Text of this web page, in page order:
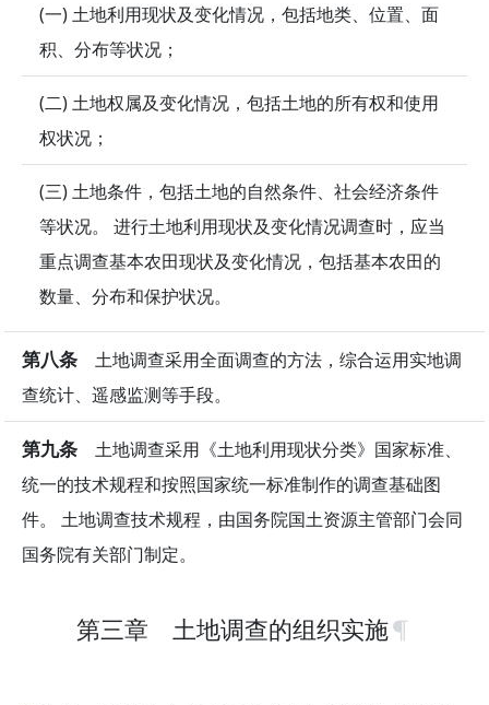
(一) 土地利用现状及变化情况，包括地类、位置、面
积、分布等状况；
(二) 土地权属及变化情况，包括土地的所有权和使用
权状况；
(三) 土地条件，包括土地的自然条件、社会经济条件
等状况。 进行土地利用现状及变化情况调查时，应当
重点调查基本农田现状及变化情况，包括基本农田的
数量、分布和保护状况。
第八条 土地调查采用全面调查的方法，综合运用实地调
查统计、遥感监测等手段。
第九条 土地调查采用《土地利用现状分类》国家标准、
统一的技术规程和按照国家统一标准制作的调查基础图
件。 土地调查技术规程，由国务院国土资源主管部门会同
国务院有关部门制定。
第三章 土地调查的组织实施